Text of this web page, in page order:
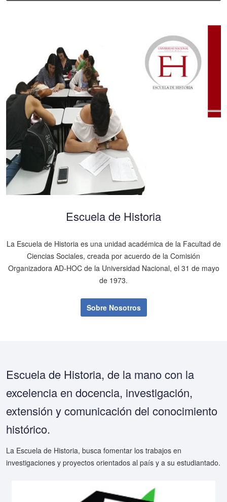
Escuela de Historia
La Escuela de Historia es una unidad académica de la Facultad de
Ciencias Sociales, creada por acuerdo de la Comisión
Organizadora AD-HOC de la Universidad Nacional, el 31 de mayo
de 1973.
Sobre Nosotros
Escuela de Historia, de la mano con la
excelencia en docencia, investigación,
extensión y comunicación del conocimiento
histórico.
La Escuela de Historia, busca fomentar los trabajos en
investigaciones y proyectos orientados al país y a su estudiantado.